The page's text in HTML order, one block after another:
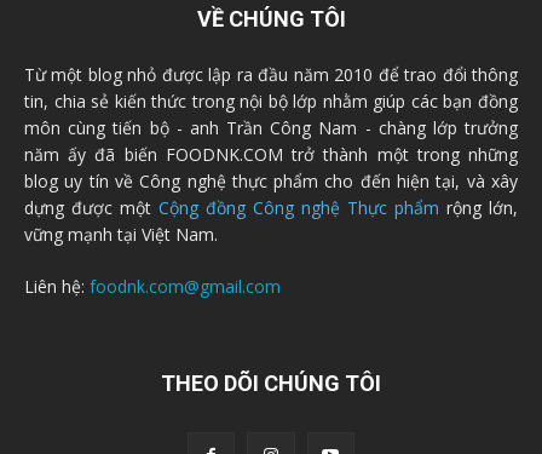
VỀ CHÚNG TÔI
Từ một blog nhỏ được lập ra đầu năm 2010 để trao đổi thông
tin, chia sẻ kiến thức trong nội bộ lớp nhằm giúp các bạn đồng
môn cùng tiến bộ - anh Trần Công Nam - chàng lớp trưởng
năm ấy đã biến FOODNK.COM trở thành một trong những
blog uy tín về Công nghệ thực phẩm cho đến hiện tại, và xây
dựng được một Cộng đồng Công nghệ Thực phẩm rộng lớn,
vững mạnh tại Việt Nam.
Liên hệ: foodnk.com@gmail.com
THEO DÕI CHÚNG TÔI